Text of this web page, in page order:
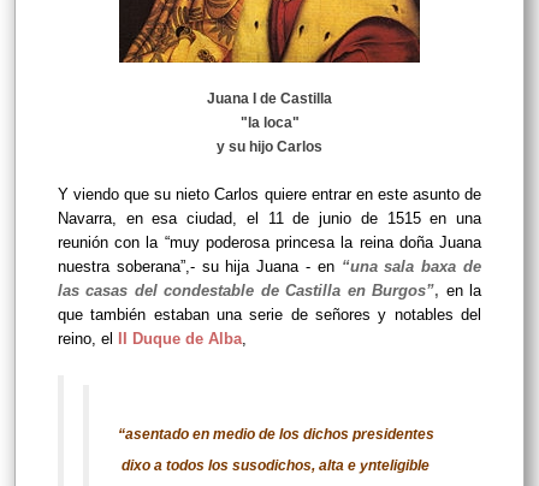
Juana I de Castilla
"la loca"
y su hijo Carlos
Y viendo que su nieto Carlos quiere entrar en este asunto de
Navarra, en esa ciudad, el 11 de junio de 1515 en una
reunión con la “muy poderosa princesa la reina doña Juana
nuestra soberana”,- su hija Juana - en “una sala baxa de
las casas del condestable de Castilla en Burgos”, en la
que también estaban una serie de señores y notables del
reino, el
II Duque de Alba,
“asentado en medio de los dichos presidentes
dixo a todos los susodichos, alta e ynteligible